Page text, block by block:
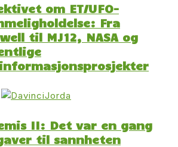
om ET/UFO-
Fra
til MJ12, NASA og
II: Det var en gang
til sannheten